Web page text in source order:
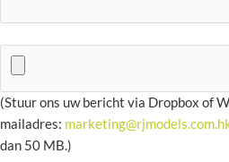
(Stuur ons uw bericht via Dropbox of
mailadres:
dan 50 MB.)